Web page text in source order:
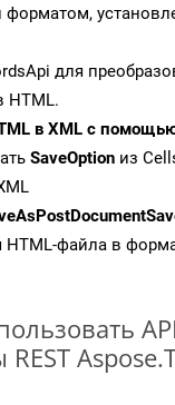
для
HTML.
в XML с
SaveOption из
HTML-файла в